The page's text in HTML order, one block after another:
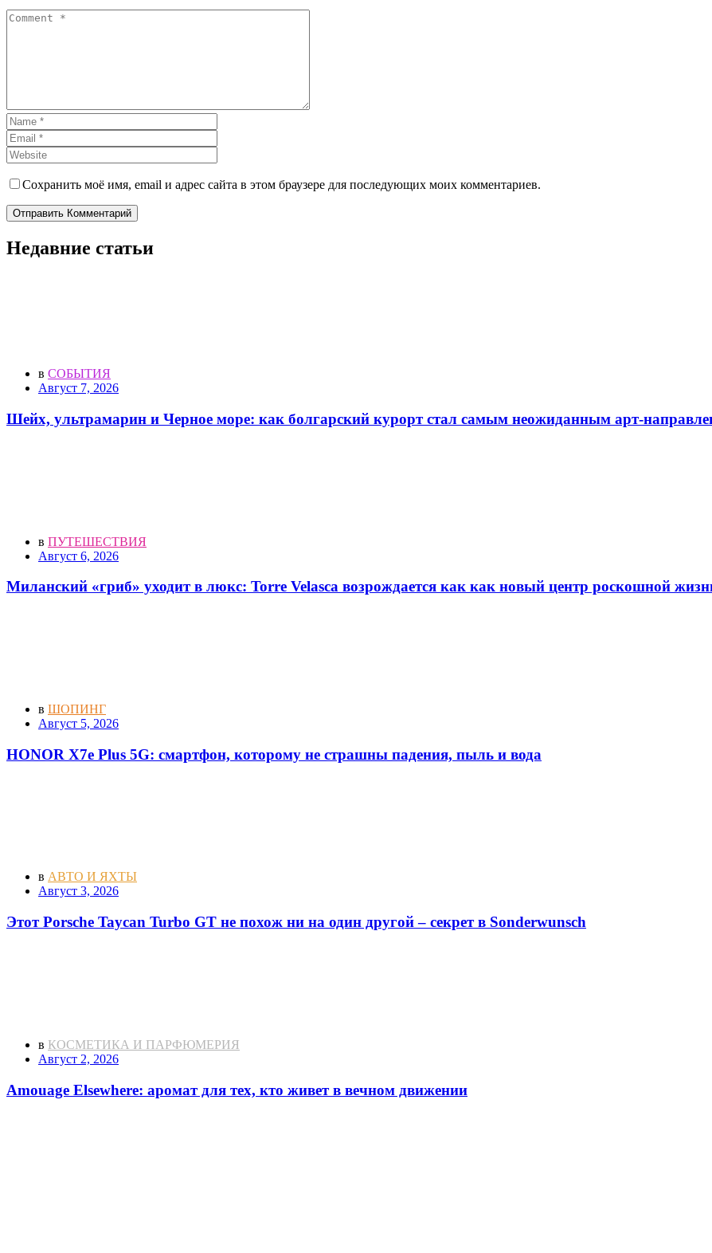
Сохранить моё имя, email и адрес сайта в этом браузере для последующих моих комментариев.
Отправить Комментарий
Недавние статьи
в СОБЫТИЯ
Август 7, 2026
Шейх, ультрамарин и Черное море: как болгарский курорт стал самым неожиданным арт-
в ПУТЕШЕСТВИЯ
Август 6, 2026
Миланский «гриб» уходит в люкс: Torre Velasca возрождается как как новый центр роскошной
в ШОПИНГ
Август 5, 2026
HONOR X7e Plus 5G: смартфон, которому не страшны падения, пыль и вода
в АВТО И ЯХТЫ
Август 3, 2026
Этот Porsche Taycan Turbo GT не похож ни на один другой – секрет в Sonderwunsch
в КОСМЕТИКА И ПАРФЮМЕРИЯ
Август 2, 2026
Amouage Elsewhere: аромат для тех, кто живет в вечном движении